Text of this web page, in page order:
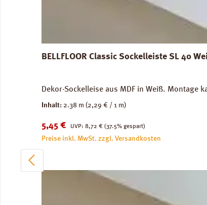
BELLFLOOR Classic Sockelleiste SL 40
Dekor-Sockelleise aus MDF in Weiß.
Inhalt: 2.38 m (2,29 € / 1 m)
Verkaufspreis:
5,45 € UVP: Regulärer Preis:
8,72 € (37.5% gespart)
Preise inkl. MwSt. zzgl. Versandkosten